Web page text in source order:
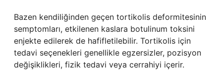
Bazen kendiliğinden geçen tortikolis deformitesinin
semptomları, etkilenen kaslara botulinum toksini
enjekte edilerek de hafifletilebilir. Tortikolis için
tedavi seçenekleri genellikle egzersizler, pozisyon
değişiklikleri, fizik tedavi veya cerrahiyi içerir.